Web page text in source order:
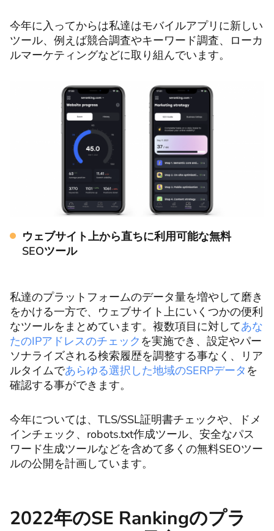
今年に入ってからは私達はモバイルアプリに新しい
ツール、例えば競合調査やキーワード調査、ローカ
ルマーケティングなどに取り組んでいます。
ウェブサイト上から直ちに利用可能な無料
SEOツール
私達のプラットフォームのデータ量を増やして磨き
をかける一方で、ウェブサイト上にいくつかの便利
なツールをまとめています。複数項目に対してあな
たのIPアドレスのチェック を実施でき、設定やパー
ソナライズされる検索履歴を調整する事なく、リア
ルタイムであらゆる選択した地域のSERPデータ を
確認する事ができます。
今年については、TLS/SSL証明書チェックや、ドメ
インチェック、robots.txt作成ツール、安全なパス
ワード生成ツールなどを含めて多くの無料SEOツー
ルの公開を計画しています。
2022年のSE Rankingのプラ